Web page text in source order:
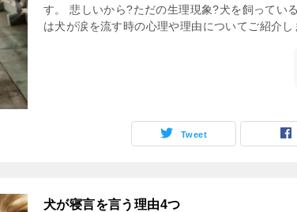
す。 悲しいから?ただの生理現象?犬を飼ってい
は犬が涙を流す時の心理や理由についてご紹介し
Tweet
犬が寝言を言う理由4つ